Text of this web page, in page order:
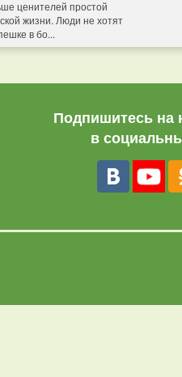
ценителей простой
жизни. Люди не хотят
в бо...
Подпишитесь на
в